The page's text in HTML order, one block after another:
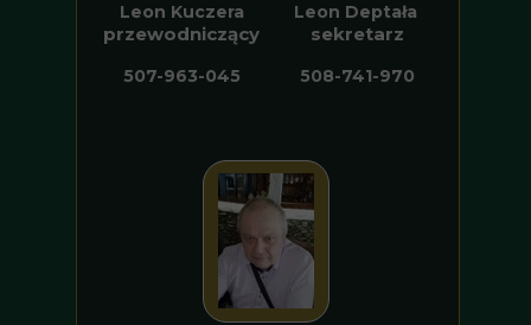
Leon Kuczera
przewodniczący
507-963-045
Leon Deptała
sekretarz
508-741-970